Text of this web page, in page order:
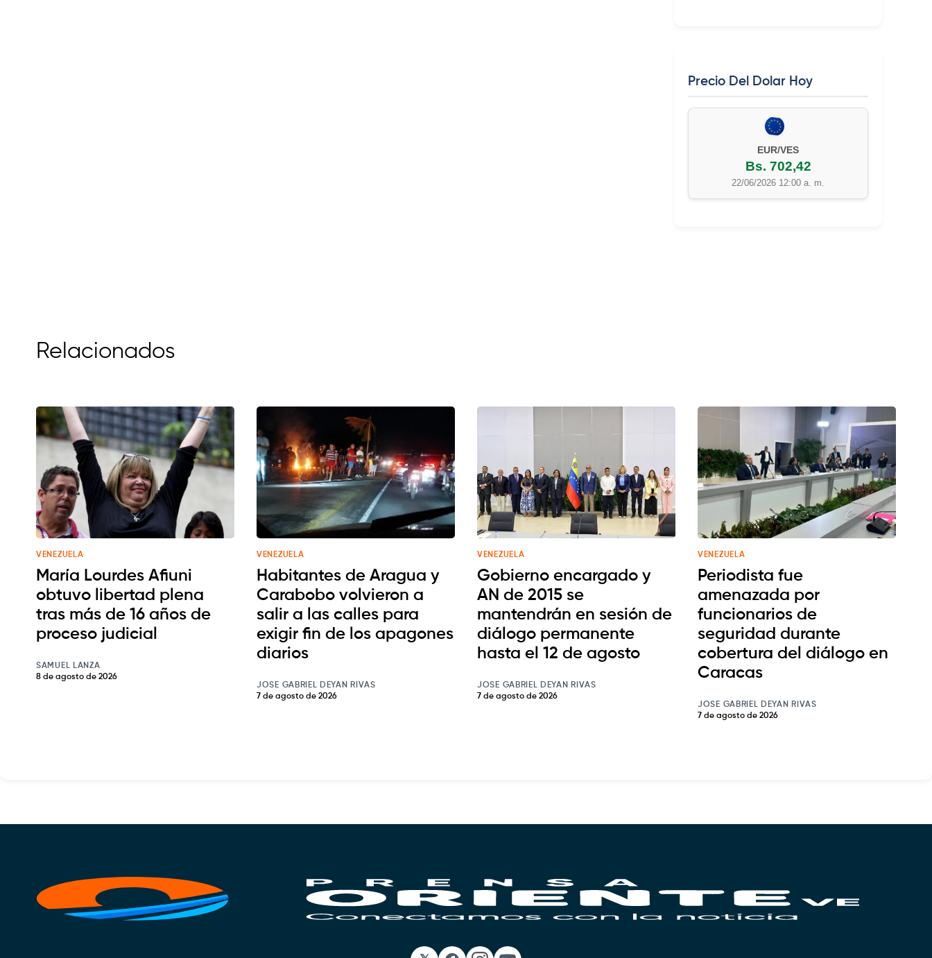
Precio Del Dolar Hoy
EUR/VES
Bs. 702,42
22/06/2026 12:00 a. m.
Relacionados
VENEZUELA
María Lourdes Afiuni
obtuvo libertad plena
tras más de 16 años de
proceso judicial
SAMUEL LANZA
8 de agosto de 2026
VENEZUELA
Habitantes de Aragua y
Carabobo volvieron a
salir a las calles para
exigir fin de los apagones
diarios
JOSE GABRIEL DEYAN RIVAS
7 de agosto de 2026
VENEZUELA
Gobierno encargado y
AN de 2015 se
mantendrán en sesión de
diálogo permanente
hasta el 12 de agosto
JOSE GABRIEL DEYAN RIVAS
7 de agosto de 2026
VENEZUELA
Periodista fue
amenazada por
funcionarios de
seguridad durante
cobertura del diálogo en
Caracas
JOSE GABRIEL DEYAN RIVAS
7 de agosto de 2026